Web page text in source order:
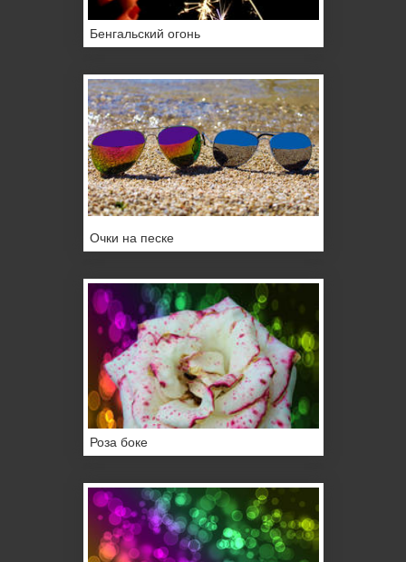
Бенгальский огонь
Очки на песке
Роза боке